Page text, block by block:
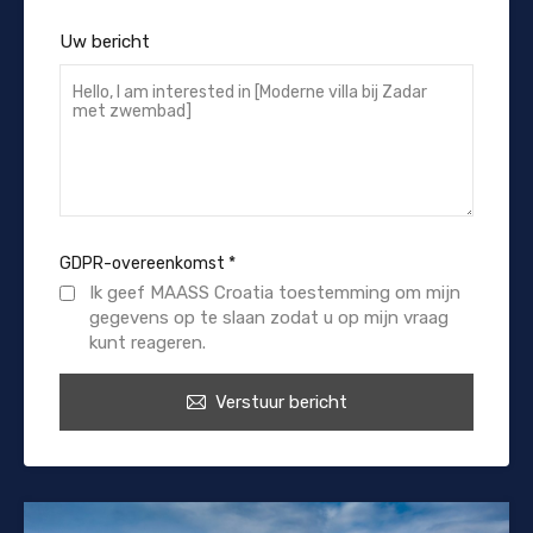
Uw bericht
GDPR-overeenkomst *
Ik geef MAASS Croatia toestemming om mijn
gegevens op te slaan zodat u op mijn vraag
kunt reageren.
Verstuur bericht